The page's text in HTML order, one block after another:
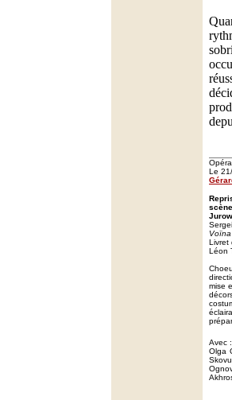
Le
Voïna
Livret
Léon
mise
Avec :
Olga